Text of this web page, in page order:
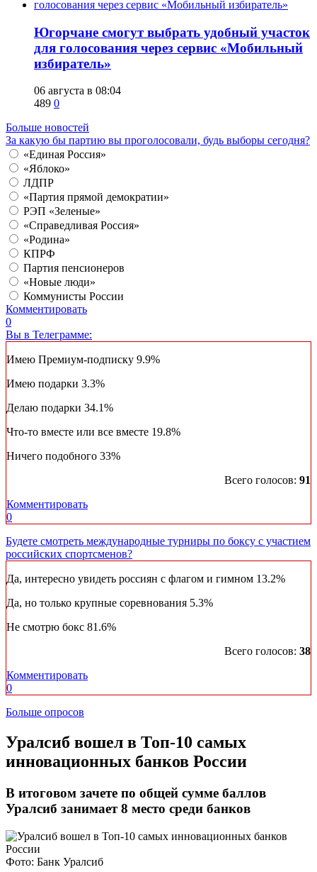
Югорчане смогут выбрать удобный участок
для голосования через сервис «Мобильный
избиратель»
06 августа в 08:04
489 0
Больше новостей
За какую бы партию вы проголосовали, будь выборы сегодня?
«Единая Россия»
«Яблоко»
ЛДПР
«Партия прямой демократии»
РЭП «Зеленые»
«Справедливая Россия»
«Родина»
КПРФ
Партия пенсионеров
«Новые люди»
Коммунисты России
Комментировать
0
Вы в Телеграмме:
Имею Премиум-подписку 9.9%
Имею подарки 3.3%
Делаю подарки 34.1%
Что-то вместе или все вместе 19.8%
Ничего подобного 33%
Всего голосов: 91
Комментировать
0
Будете смотреть международные турниры по боксу с участием
российских спортсменов?
Да, интересно увидеть россиян с флагом и гимном 13.2%
Да, но только крупные соревнования 5.3%
Не смотрю бокс 81.6%
Всего голосов: 38
Комментировать
0
Больше опросов
​Уралсиб вошел в Топ-10 самых
инновационных банков России
В итоговом зачете по общей сумме баллов
Уралсиб занимает 8 место среди банков
Фото: Банк Уралсиб